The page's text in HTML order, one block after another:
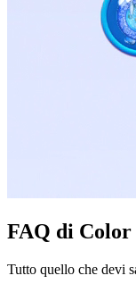
FAQ di
Tutto quello che devi